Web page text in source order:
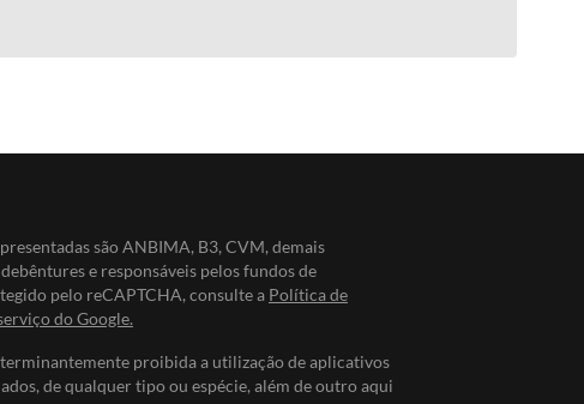
são ANBIMA, B3, CVM, demais
e responsáveis pelos fundos de
pelo reCAPTCHA, consulte a Política de
do Google.
proibida a utilização de aplicativos
de qualquer tipo ou espécie, além de outro aqui